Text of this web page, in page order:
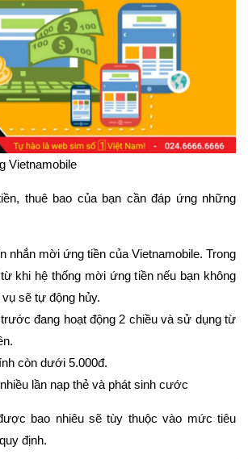
Vietnamobile
thuê bao của bạn cần đáp ứng những
nhắn mời ứng tiền của Vietnamobile. Trong
khi hệ thống mời ứng tiền nếu bạn không
sẽ tự động hủy.
đang hoạt động 2 chiều và sử dụng từ
còn dưới 5.000đ.
lần nạp thẻ và phát sinh cước
bao nhiêu sẽ tùy thuộc vào mức tiêu
định.